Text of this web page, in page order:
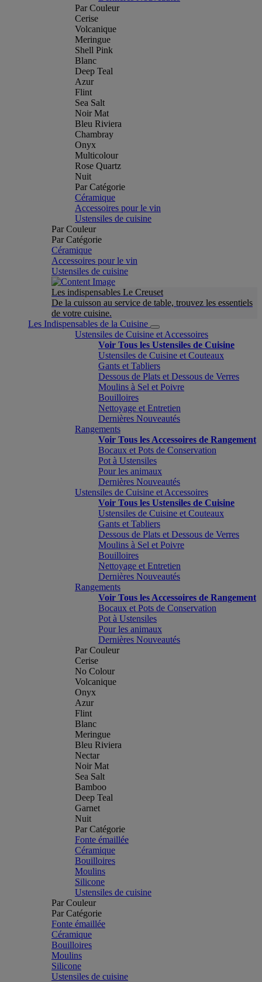
Par Couleur
Cerise
Volcanique
Meringue
Shell Pink
Blanc
Deep Teal
Azur
Flint
Sea Salt
Noir Mat
Bleu Riviera
Chambray
Onyx
Multicolour
Rose Quartz
Nuit
Par Catégorie
Céramique
Accessoires pour le vin
Ustensiles de cuisine
Par Couleur
Par Catégorie
Céramique
Accessoires pour le vin
Ustensiles de cuisine
Les indispensables Le Creuset
De la cuisson au service de table, trouvez les essentiels
de votre cuisine.
Les Indispensables de la Cuisine
Ustensiles de Cuisine et Accessoires
Voir Tous les Ustensiles de Cuisine
Ustensiles de Cuisine et Couteaux
Gants et Tabliers
Dessous de Plats et Dessous de Verres
Moulins à Sel et Poivre
Bouilloires
Nettoyage et Entretien
Dernières Nouveautés
Rangements
Voir Tous les Accessoires de Rangement
Bocaux et Pots de Conservation
Pot à Ustensiles
Pour les animaux
Dernières Nouveautés
Ustensiles de Cuisine et Accessoires
Voir Tous les Ustensiles de Cuisine
Ustensiles de Cuisine et Couteaux
Gants et Tabliers
Dessous de Plats et Dessous de Verres
Moulins à Sel et Poivre
Bouilloires
Nettoyage et Entretien
Dernières Nouveautés
Rangements
Voir Tous les Accessoires de Rangement
Bocaux et Pots de Conservation
Pot à Ustensiles
Pour les animaux
Dernières Nouveautés
Par Couleur
Cerise
No Colour
Volcanique
Onyx
Azur
Flint
Blanc
Meringue
Bleu Riviera
Nectar
Noir Mat
Sea Salt
Bamboo
Deep Teal
Garnet
Nuit
Par Catégorie
Fonte émaillée
Céramique
Bouilloires
Moulins
Silicone
Ustensiles de cuisine
Par Couleur
Par Catégorie
Fonte émaillée
Céramique
Bouilloires
Moulins
Silicone
Ustensiles de cuisine